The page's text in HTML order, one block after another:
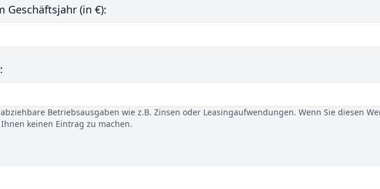
Geschäftsjahr (in €):
Betriebsausgaben wie z.B. Zinsen oder Leasingaufwendungen. Wenn Sie diesen
keinen Eintrag zu machen.